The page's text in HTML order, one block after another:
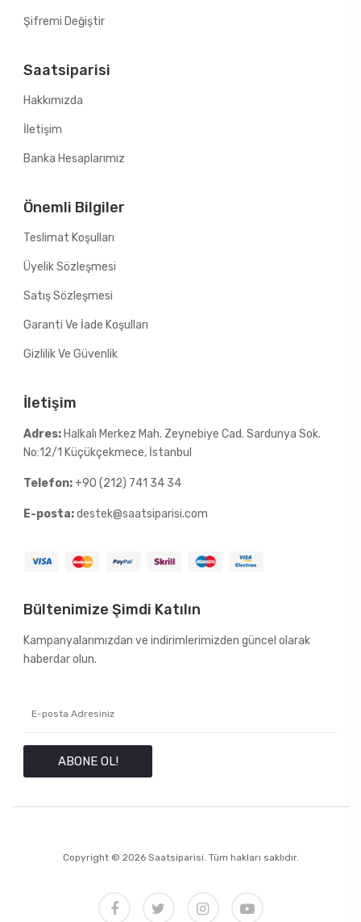
Şifremi Değiştir
Saatsiparisi
Hakkımızda
İletişim
Banka Hesaplarımız
Önemli Bilgiler
Teslimat Koşulları
Üyelik Sözleşmesi
Satış Sözleşmesi
Garanti Ve İade Koşulları
Gizlilik Ve Güvenlik
İletişim
Adres: Halkalı Merkez Mah. Zeynebiye Cad. Sardunya Sok.
No:12/1 Küçükçekmece, İstanbul
Telefon:+90 (212) 741 34 34
E-posta:destek@saatsiparisi.com
Bültenimize Şimdi Katılın
Kampanyalarımızdan ve indirimlerimizden güncel olarak
haberdar olun.
ABONE OL!
Copyright © 2026 Saatsiparisi. Tüm hakları saklıdır.